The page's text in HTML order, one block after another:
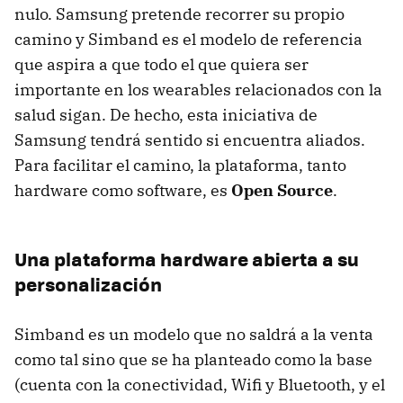
nulo. Samsung pretende recorrer su propio
camino y Simband es el modelo de referencia
que aspira a que todo el que quiera ser
importante en los wearables relacionados con la
salud sigan. De hecho, esta iniciativa de
Samsung tendrá sentido si encuentra aliados.
Para facilitar el camino, la plataforma, tanto
hardware como software, es Open Source.
Una plataforma hardware abierta a su
personalización
Simband es un modelo que no saldrá a la venta
como tal sino que se ha planteado como la base
(cuenta con la conectividad, Wifi y Bluetooth, y el